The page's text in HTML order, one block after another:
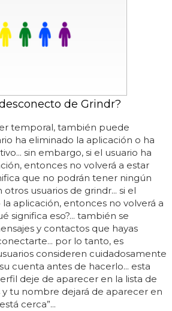
de Grindr?
temporal, también puede
ha eliminado la aplicación o ha
sin embargo, si el usuario ha
entonces no volverá a estar
que no podrán tener ningún
usuarios de grindr... si el
aplicación, entonces no volverá a
significa eso?... también se
y contactos que hayas
por lo tanto, es
consideren cuidadosamente
cuenta antes de hacerlo... esta
deje de aparecer en la lista de
y tu nombre dejará de aparecer en
cerca”...